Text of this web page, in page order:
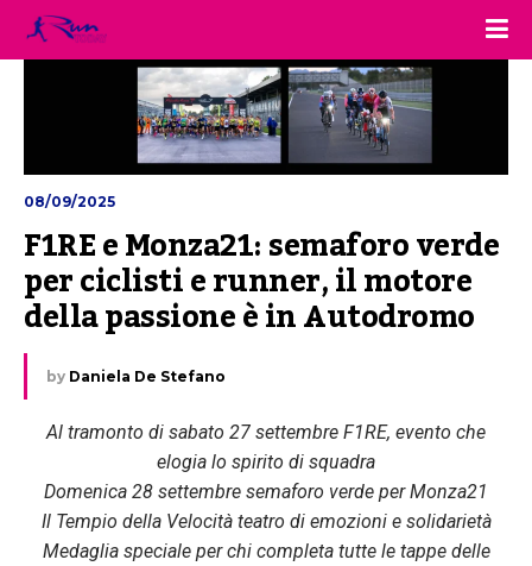
08/09/2025
F1RE e Monza21: semaforo verde
per ciclisti e runner, il motore
della passione è in Autodromo
by Daniela De Stefano
Al tramonto di sabato 27 settembre F1RE, evento che
elogia lo spirito di squadra
Domenica 28 settembre semaforo verde per Monza21
Il Tempio della Velocità teatro di emozioni e solidarietà
Medaglia speciale per chi completa tutte le tappe delle